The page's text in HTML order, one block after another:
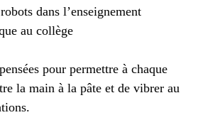
dans l’enseignement
au collège
pour permettre à chaque
la main à la pâte et de vibrer au